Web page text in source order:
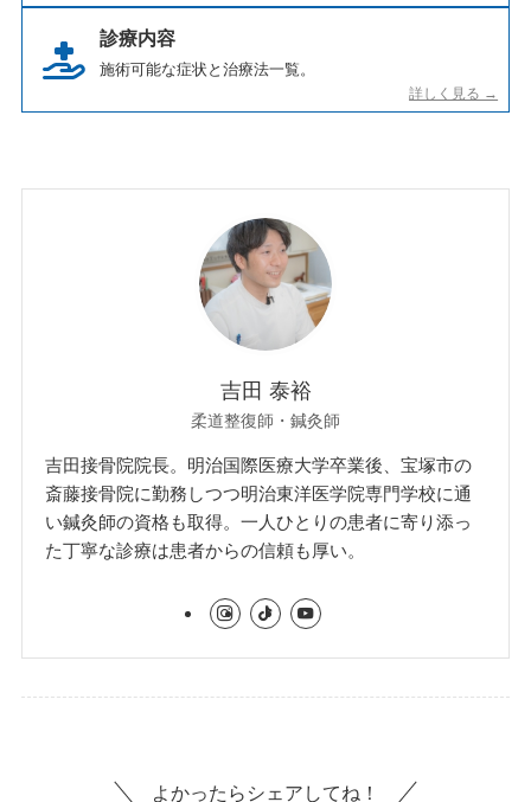
施術可能な症状と治療法一覧。
診療内容
吉田 泰裕
柔道整復師・鍼灸師
吉田接骨院院長。明治国際医療大学卒業後、宝塚市の
斎藤接骨院に勤務しつつ明治東洋医学院専門学校に通
い鍼灸師の資格も取得。一人ひとりの患者に寄り添っ
た丁寧な診療は患者からの信頼も厚い。
よかったらシェアしてね！